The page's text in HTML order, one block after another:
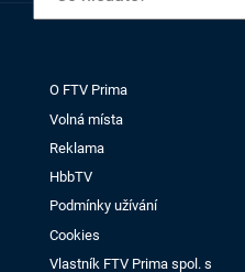
O FTV Prima
Volná místa
Reklama
HbbTV
Podmínky užívání
Cookies
Vlastník FTV Prima spol. s